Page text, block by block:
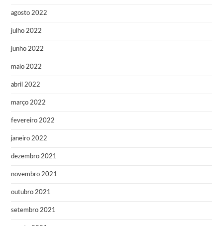
agosto 2022
julho 2022
junho 2022
maio 2022
abril 2022
março 2022
fevereiro 2022
janeiro 2022
dezembro 2021
novembro 2021
outubro 2021
setembro 2021